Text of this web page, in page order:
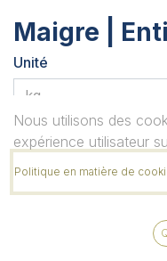
Maigre |
Unité
Quantité
Nous utilisons des
expérience utilisateur
Politique en matière de